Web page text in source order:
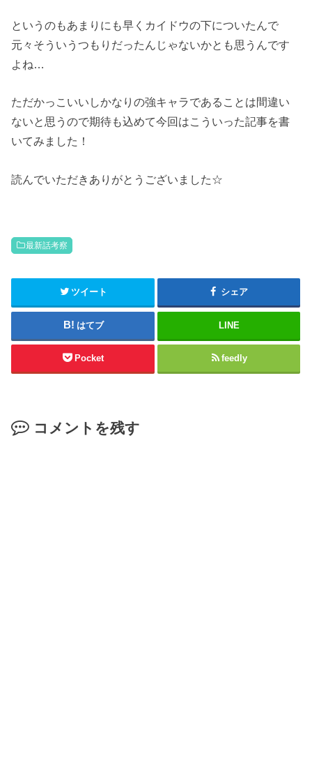
というのもあまりにも早くカイドウの下についたんで
元々そういうつもりだったんじゃないかとも思うんです
よね…
ただかっこいいしかなりの強キャラであることは間違い
ないと思うので期待も込めて今回はこういった記事を書
いてみました！
読んでいただきありがとうございました☆
最新話考察
ツイート シェア
はてブ LINE
Pocket feedly
コメントを残す